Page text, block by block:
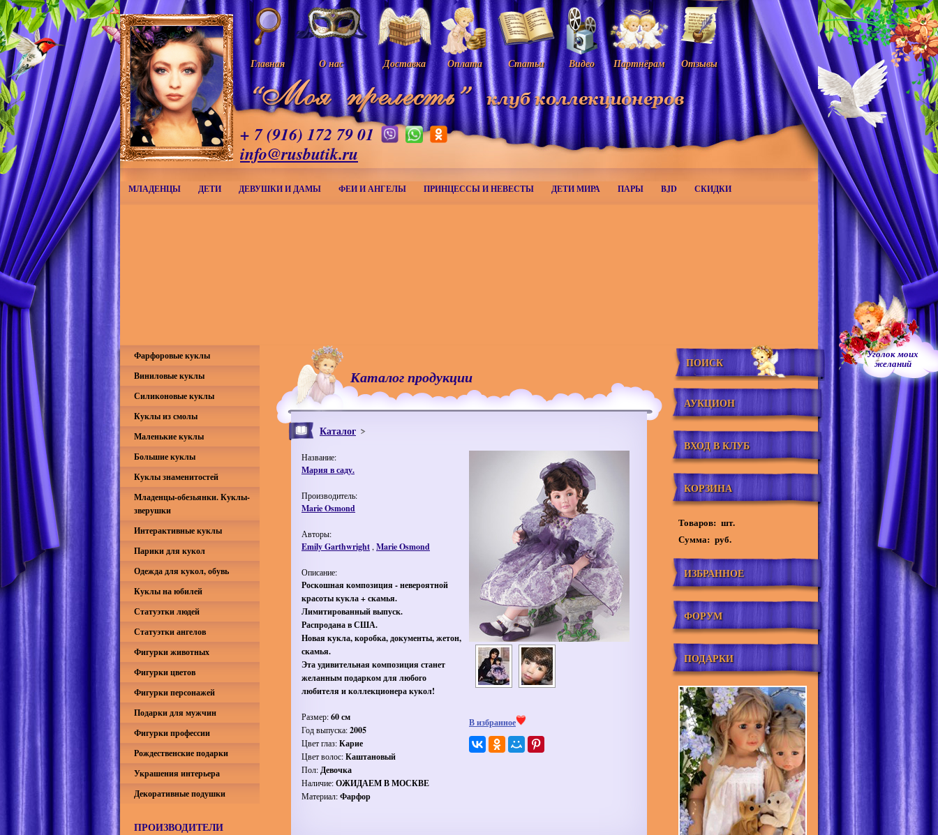
Главная О нас Доставка Оплата Статьи Видео Партнёрам Отзывы
+ 7 (916) 172 79 01
info@rusbutik.ru
МЛАДЕНЦЫ ДЕТИ ДЕВУШКИ И ДАМЫ ФЕИ И АНГЕЛЫ ПРИНЦЕССЫ И НЕВЕСТЫ ДЕТИ МИРА ПАРЫ BJD СКИДКИ
Уголок моих
желаний
Каталог продукции
Каталог
Название:
Мария в саду.
Производитель:
Marie Osmond
Авторы:
Emily Garthwright , Marie Osmond
Описание:
Роскошная композиция - невероятной
красоты кукла + скамья.
Лимитированный выпуск.
Распродана в США.
Новая кукла, коробка, документы, жетон,
скамья.
Эта удивительная композиция станет
желанным подарком для любого
любителя и коллекционера кукол!
Размер:60 см
Год выпуска:2005
Цвет глаз:Карие
Цвет волос:Каштановый
Пол:Девочка
Наличие:ОЖИДАЕМ В МОСКВЕ
Материал:Фарфор
В избранное
Фарфоровые куклы
Виниловые куклы
Силиконовые куклы
Куклы из смолы
Маленькие куклы
Большие куклы
Куклы знаменитостей
Младенцы-обезьянки. Куклы-
зверушки
Интерактивные куклы
Парики для кукол
Одежда для кукол, обувь
Куклы на юбилей
Статуэтки людей
Статуэтки ангелов
Фигурки животных
Фигурки цветов
Фигурки персонажей
Подарки для мужчин
Фигурки профессии
Рождественские подарки
Украшения интерьера
Декоративные подушки
ПРОИЗВОДИТЕЛИ
ПОИСК
АУКЦИОН
ВХОД В КЛУБ
КОРЗИНА
Товаров: шт.
Сумма: руб.
ИЗБРАННОЕ
ФОРУМ
ПОДАРКИ